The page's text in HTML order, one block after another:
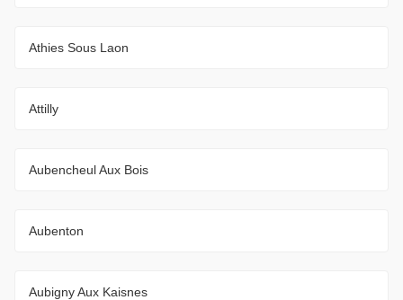
Athies Sous Laon
Attilly
Aubencheul Aux Bois
Aubenton
Aubigny Aux Kaisnes